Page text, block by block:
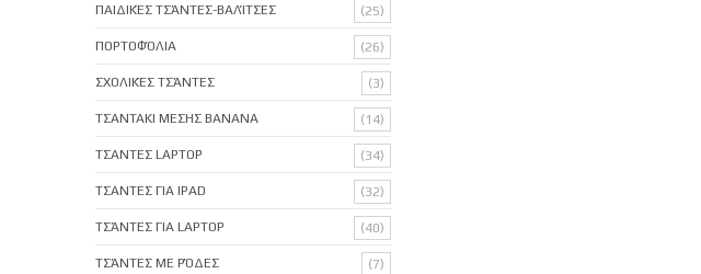
ΠΑΙΔΙΚΈΣ ΤΣΆΝΤΕΣ-ΒΑΛΊΤΣΕΣ (25)
ΠΟΡΤΟΦΌΛΙΑ (26)
ΣΧΟΛΙΚΈΣ ΤΣΆΝΤΕΣ (3)
ΤΣΑΝΤΑΚΙ ΜΕΣΗΣ BANANA (14)
ΤΣΑΝΤΕΣ LAPTOP (34)
ΤΣΑΝΤΕΣ ΓΙΑ IPAD (32)
ΤΣΆΝΤΕΣ ΓΙΑ LAPTOP (40)
ΤΣΆΝΤΕΣ ΜΕ ΡΌΔΕΣ (7)